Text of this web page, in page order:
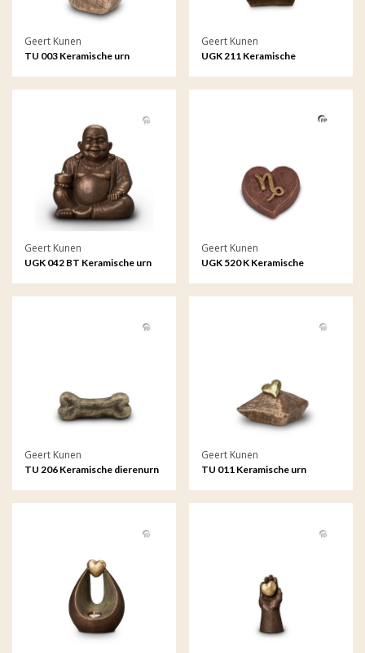
Geert Kunen
TU 003 Keramische urn
Geert Kunen
UGK 211 Keramische
Geert Kunen
UGK 042 BT Keramische urn
Geert Kunen
UGK 520 K Keramische
Geert Kunen
TU 206 Keramische dierenurn
Geert Kunen
TU 011 Keramische urn